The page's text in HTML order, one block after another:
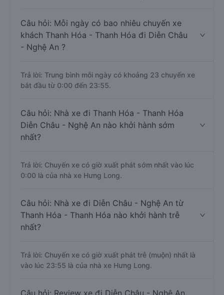
Câu hỏi: Mỗi ngày có bao nhiêu chuyến xe
khách Thanh Hóa - Thanh Hóa đi Diễn Châu
- Nghệ An ?
Trả lời: Trung bình mỗi ngày có khoảng 23 chuyến xe
bắt đầu từ 0:00 đến 23:55.
Câu hỏi: Nhà xe đi Thanh Hóa - Thanh Hóa
Diễn Châu - Nghệ An nào khởi hành sớm
nhất?
Trả lời: Chuyến xe có giờ xuất phát sớm nhất vào lúc
0:00 là của nhà xe Hưng Long.
Câu hỏi: Nhà xe đi Diễn Châu - Nghệ An từ
Thanh Hóa - Thanh Hóa nào khởi hành trễ
nhất?
Trả lời: Chuyến xe có giờ xuất phát trễ (muộn) nhất là
vào lúc 23:55 là của nhà xe Hưng Long.
Câu hỏi: Review xe đi Diễn Châu - Nghệ An